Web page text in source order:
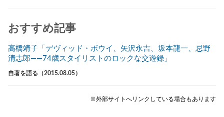
おすすめ記事
高橋靖子「デヴィッド・ボウイ、矢沢永吉、坂本龍一、忌野
清志郎――74歳スタイリストのロックな交遊録」
自著を語る（2015.08.05）
※外部サイトへリンクしている場合もあります